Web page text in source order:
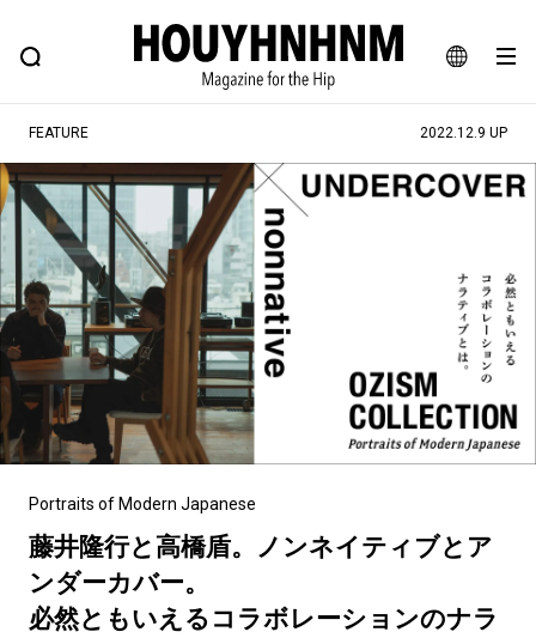
JA
EN
FEATURE BLOG SNAP
ヒップなファッション、カルチャー、ライフスタイルWEBマガジン
#注目のタグ
#SHOPPING ADDICT #憧れの逸品
#ESSENTIAL DESIGNS #古着サミット
#NEW VINTAGE #マイナーグッド図鑑
#路地裏てぃーん。 #MONTHLY JOURNAL
#GH 銘品の所以 #フイナムのYouTube
#Commune H #FOCUS IT
#ととけん #FASHION
#LIFESTYLE #SNEAKER #OUTDOOR
#SPORTS #HANDSOME HANDBOOK
FEATURE 2022.12.9 UP
Portraits of Modern Japanese
藤井隆行と高橋盾。ノンネイティブとア
ンダーカバー。
必然ともいえるコラボレーションのナラ